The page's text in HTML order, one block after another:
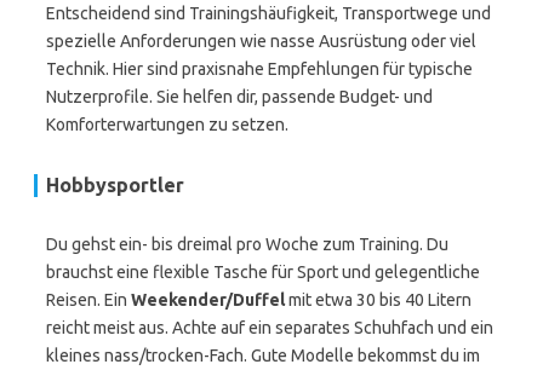
Entscheidend sind Trainingshäufigkeit, Transportwege und
spezielle Anforderungen wie nasse Ausrüstung oder viel
Technik. Hier sind praxisnahe Empfehlungen für typische
Nutzerprofile. Sie helfen dir, passende Budget- und
Komforterwartungen zu setzen.
Hobbysportler
Du gehst ein- bis dreimal pro Woche zum Training. Du
brauchst eine flexible Tasche für Sport und gelegentliche
Reisen. Ein Weekender/Duffelmit etwa 30 bis 40 Litern
reicht meist aus. Achte auf ein separates Schuhfach und ein
kleines nass/trocken-Fach. Gute Modelle bekommst du im